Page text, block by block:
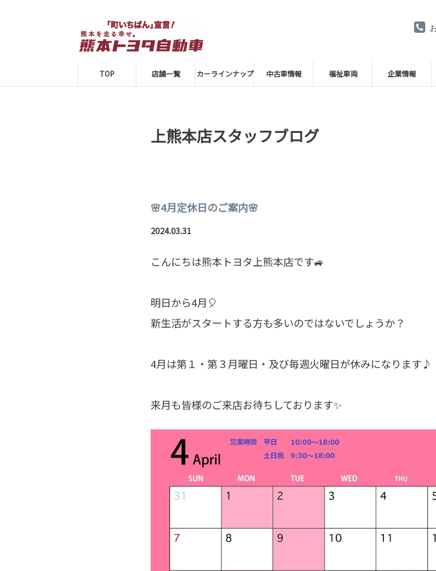
TOP 店舗一覧 カーラインナップ 中古車情報 福祉車両 企業情報
上熊本店スタッフブログ
🌸4月定休日のご案内🌸
2024.03.31
こんにちは熊本トヨタ上熊本店です🚙
明日から4月🎈
新生活がスタートする方も多いのではないでしょうか？
4月は第１・第３月曜日・及び毎週火曜日が休みになります♪
来月も皆様のご来店お待ちしております✨